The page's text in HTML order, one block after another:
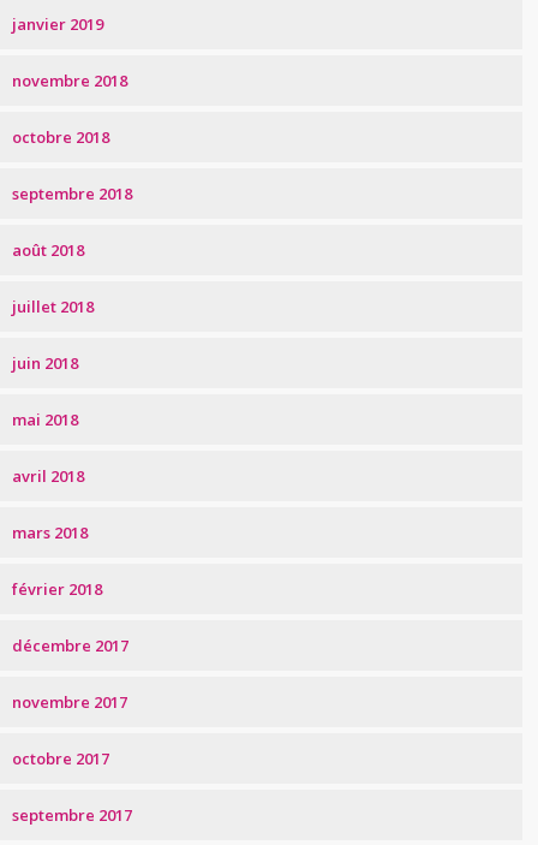
janvier 2019
novembre 2018
octobre 2018
septembre 2018
août 2018
juillet 2018
juin 2018
mai 2018
avril 2018
mars 2018
février 2018
décembre 2017
novembre 2017
octobre 2017
septembre 2017